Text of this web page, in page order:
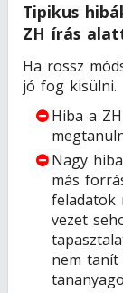
Tipikus
ZH írás
Ha rossz
jó fog kisülni.
Hiba a
Nagy
más
feladatok
vezet
nem tanít